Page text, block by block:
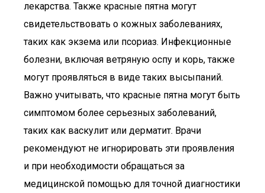
лекарства. Также красные пятна могут
свидетельствовать о кожных заболеваниях,
таких как экзема или псориаз. Инфекционные
болезни, включая ветряную оспу и корь, также
могут проявляться в виде таких высыпаний.
Важно учитывать, что красные пятна могут быть
симптомом более серьезных заболеваний,
таких как васкулит или дерматит. Врачи
рекомендуют не игнорировать эти проявления
и при необходимости обращаться за
медицинской помощью для точной диагностики